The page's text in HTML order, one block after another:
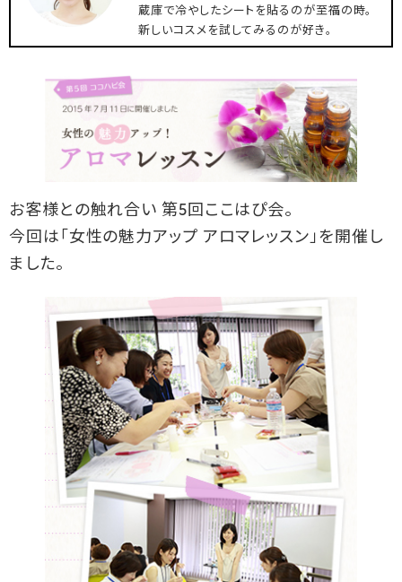
蔵庫で冷やしたシートを貼るのが至福の時。
新しいコスメを試してみるのが好き。
お客様との触れ合い 第5回ここはぴ会。
今回は「女性の魅力アップ アロマレッスン」を開催し
ました。